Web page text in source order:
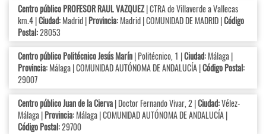
Centro público PROFESOR RAUL VAZQUEZ| CTRA de Villaverde a Vallecas
km.4 |Ciudad:Madrid |Provincia:Madrid | COMUNIDAD DE MADRID |Código
Postal:28053
Centro público Politécnico Jesús Marín| Politécnico, 1 |Ciudad:Málaga |
Provincia:Málaga | COMUNIDAD AUTÓNOMA DE ANDALUCÍA |Código Postal:
29007
Centro público Juan de la Cierva| Doctor Fernando Vivar, 2 |Ciudad:Vélez-
Málaga |Provincia:Málaga | COMUNIDAD AUTÓNOMA DE ANDALUCÍA |
Código Postal:29700